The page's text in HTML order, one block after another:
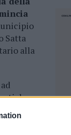
Satta
alla
da